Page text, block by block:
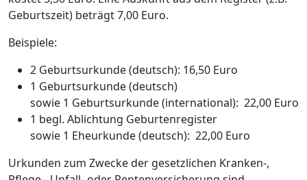
Geburtszeit) beträgt 7,00 Euro.
Beispiele:
2 Geburtsurkunde (deutsch): 16,50 Euro
1 Geburtsurkunde (deutsch)
sowie 1 Geburtsurkunde (international): 22,00 Euro
1 begl. Ablichtung Geburtenregister
sowie 1 Eheurkunde (deutsch): 22,00 Euro
Urkunden zum Zwecke der gesetzlichen Kranken-,